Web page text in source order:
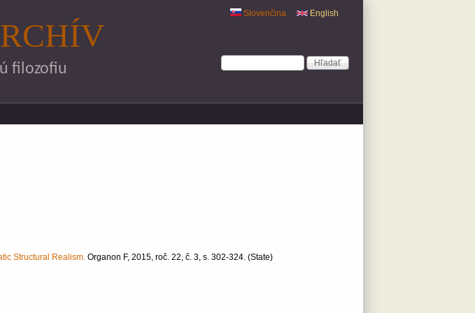
English
Slovenčina
Vyhľadávanie
Hľadať
filozofiu
Structural Realism. Organon F, 2015, roč. 22, č. 3, s. 302-324. (State)